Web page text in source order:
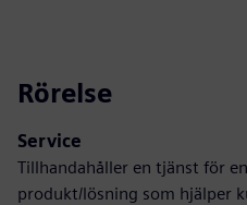
Rörelse
Service
Tillhandahåller en tjänst för
produkt/lösning som hjälper